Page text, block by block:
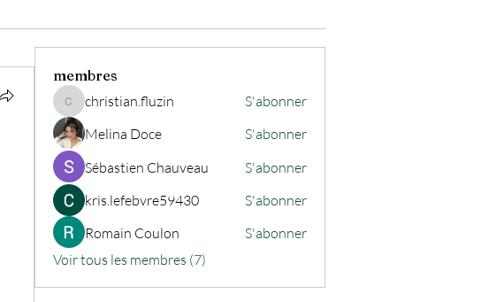
membres
christian.fluzin
christian.fluzin
S'abonner
Melina Doce
S'abonner
Sébastien Chauveau
S'abonner
kris.lefebvre59430
S'abonner
Romain Coulon
S'abonner
Voir tous les membres (7)